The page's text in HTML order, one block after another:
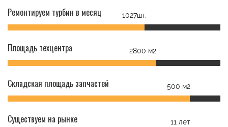
Ремонтируем турбин в месяц 1027шт.
Площадь техцентра 2800 м2
Складская площадь запчастей 500 м2
Существуем на рынке 11 лет